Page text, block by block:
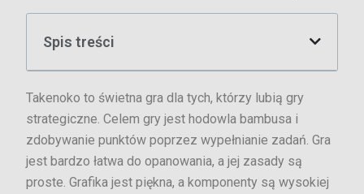
Spis treści
Takenoko to świetna gra dla tych, którzy lubią gry
strategiczne. Celem gry jest hodowla bambusa i
zdobywanie punktów poprzez wypełnianie zadań. Gra
jest bardzo łatwa do opanowania, a jej zasady są
proste. Grafika jest piękna, a komponenty są wysokiej